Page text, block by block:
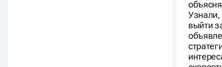
Узнали,
выйти